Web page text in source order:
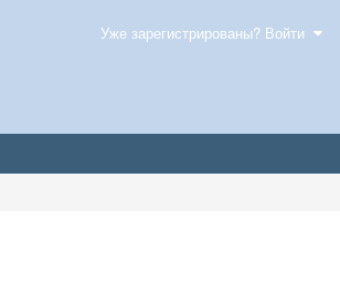
Уже зарегистрированы? Войти